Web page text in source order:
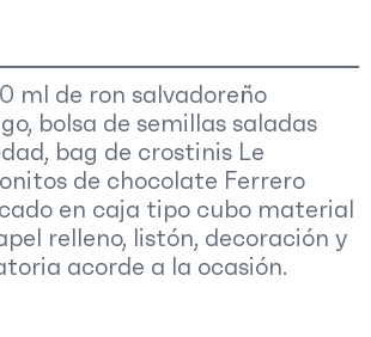
ml de ron salvadoreño
bolsa de semillas saladas
bag de crostinis Le
de chocolate Ferrero
en caja tipo cubo material
relleno, listón, decoración y
acorde a la ocasión.